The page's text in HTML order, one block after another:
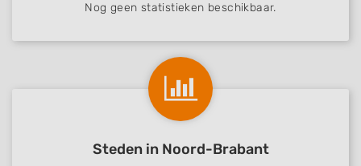
Nog geen statistieken beschikbaar.
Steden in Noord-Brabant